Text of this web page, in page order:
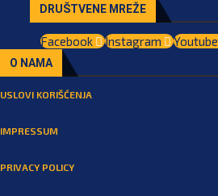
DRUŠTVENE MREŽE
Facebook Instagram Youtube
O NAMA
USLOVI KORIŠĆENJA
IMPRESSUM
PRIVACY POLICY